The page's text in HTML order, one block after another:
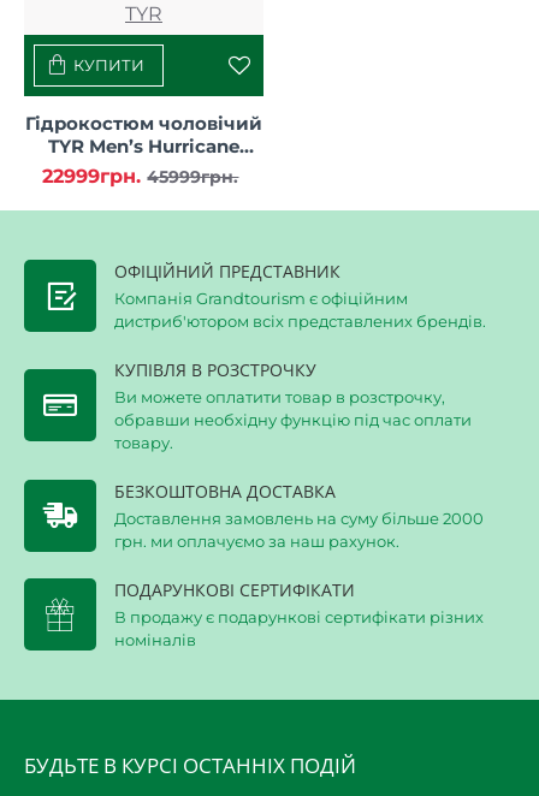
TYR
Гідрокостюм чоловічий
TYR Men’s Hurricane
Wetsuit Cat 5
22999грн. 45999грн.
КУПИТИ
ОФІЦІЙНИЙ ПРЕДСТАВНИК
Компанія Grandtourism є офіційним
дистриб'ютором всіх представлених брендів.
КУПІВЛЯ В РОЗСТРОЧКУ
Ви можете оплатити товар в розстрочку,
обравши необхідну функцію під час оплати
товару.
БЕЗКОШТОВНА ДОСТАВКА
Доставлення замовлень на суму більше 2000
грн. ми оплачуємо за наш рахунок.
ПОДАРУНКОВІ СЕРТИФІКАТИ
В продажу є подарункові сертифікати різних
номіналів
БУДЬТЕ В КУРСІ ОСТАННІХ ПОДІЙ